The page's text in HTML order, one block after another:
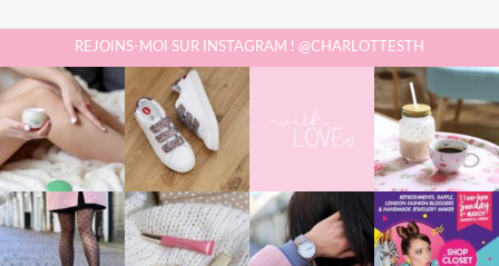
REJOINS-MOI SUR INSTAGRAM ! @CHARLOTTESTH